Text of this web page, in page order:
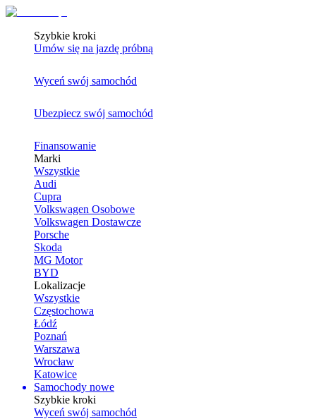
Szybkie kroki
Umów się na jazdę próbną
Wyceń swój samochód
Ubezpiecz swój samochód
Finansowanie
Marki
Wszystkie
Audi
Cupra
Volkswagen Osobowe
Volkswagen Dostawcze
Porsche
Skoda
MG Motor
BYD
Lokalizacje
Wszystkie
Częstochowa
Łódź
Poznań
Warszawa
Wrocław
Katowice
Samochody nowe
Szybkie kroki
Wyceń swój samochód